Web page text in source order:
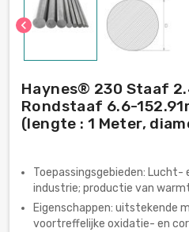
chevron_left
Haynes® 230 Staaf
Rondstaaf 6.6-
(lengte : 1 Meter,
Toepassingsgebieden:
industrie; productie van
Eigenschappen: uitstekende
voortreffelijke oxidatie- en